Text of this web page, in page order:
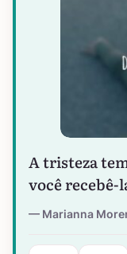
A tristeza
você recebê-
Marianna